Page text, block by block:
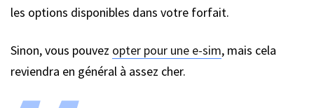
les options disponibles dans votre forfait.
Sinon, vous pouvez opter pour une e-sim, mais cela
reviendra en général à assez cher.